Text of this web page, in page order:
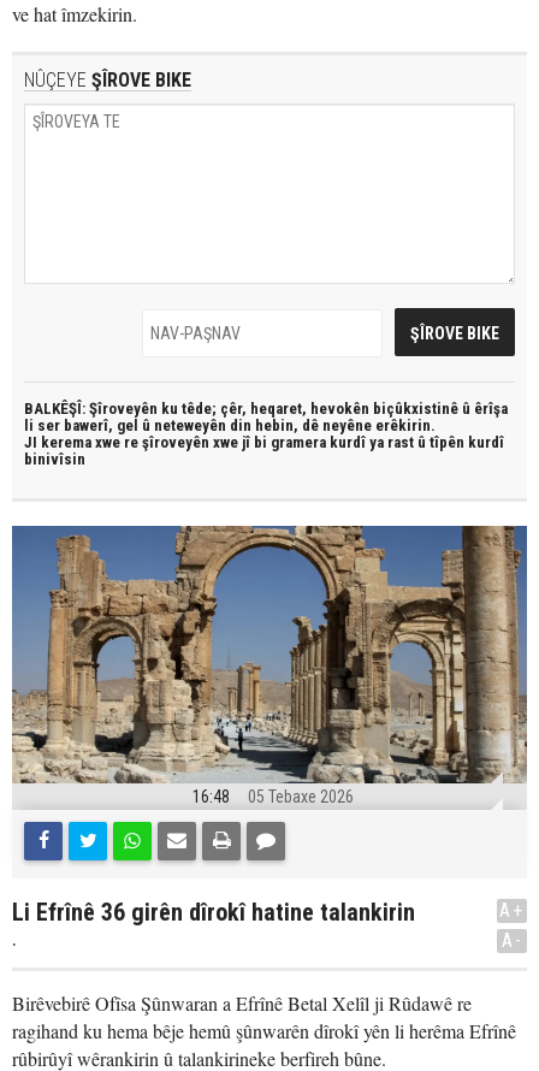
ve hat îmzekirin.
NÛÇEYE ŞÎROVE BIKE
BALKÊŞÎ: Şîroveyên ku têde; çêr, heqaret, hevokên biçûkxistinê û êrîşa
li ser bawerî, gel û neteweyên din hebin, dê neyêne erêkirin.
JI kerema xwe re şîroveyên xwe jî bi gramera kurdî ya rast û tîpên kurdî
binivîsin
16:48 05 Tebaxe 2026
Li Efrînê 36 girên dîrokî hatine talankirin
.
A+
A-
Birêvebirê Ofîsa Şûnwaran a Efrînê Betal Xelîl ji Rûdawê re
ragihand ku hema bêje hemû şûnwarên dîrokî yên li herêma Efrînê
rûbirûyî wêrankirin û talankirineke berfireh bûne.